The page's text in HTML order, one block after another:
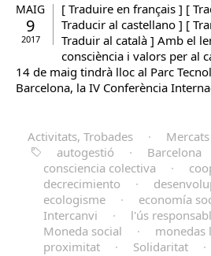
MAIG
9
2017
[ Traduire en français ] [
Traducir al castellano ] [
Traduir al català ] Amb el
consciència i valors per al
14 de maig tindrà lloc al Parc
Barcelona, la IV Conferència
Activitats, Trobades
·
autogestió
· Barcelona
consciencia colectiva
·
decrecimiento
·
ecologisme
· economía
Intercanvi
· l'ús
Moneda social
· monedas
proximitat
· Solidaritat ·